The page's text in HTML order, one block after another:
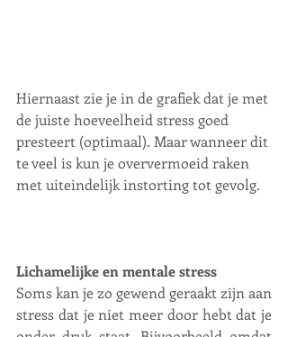
Hiernaast zie je in de grafiek dat je met
de juiste hoeveelheid stress goed
presteert (optimaal). Maar wanneer dit
te veel is kun je oververmoeid raken
met uiteindelijk instorting tot gevolg.
Lichamelijke en mentale stress
Soms kan je zo gewend geraakt zijn aan
stress dat je niet meer door hebt dat je